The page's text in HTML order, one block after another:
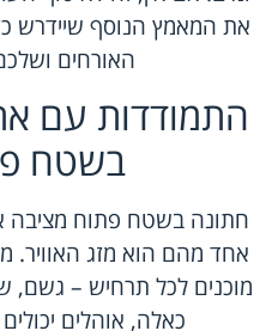
את המאמץ הנוסף שיידרש
האורחים
התמודדות עם
בשטח
חתונה בשטח פתוח מציבה
אחד מהם הוא מזג האוויר.
מוכנים לכל תרחיש – גשם,
כאלה, אוהלים